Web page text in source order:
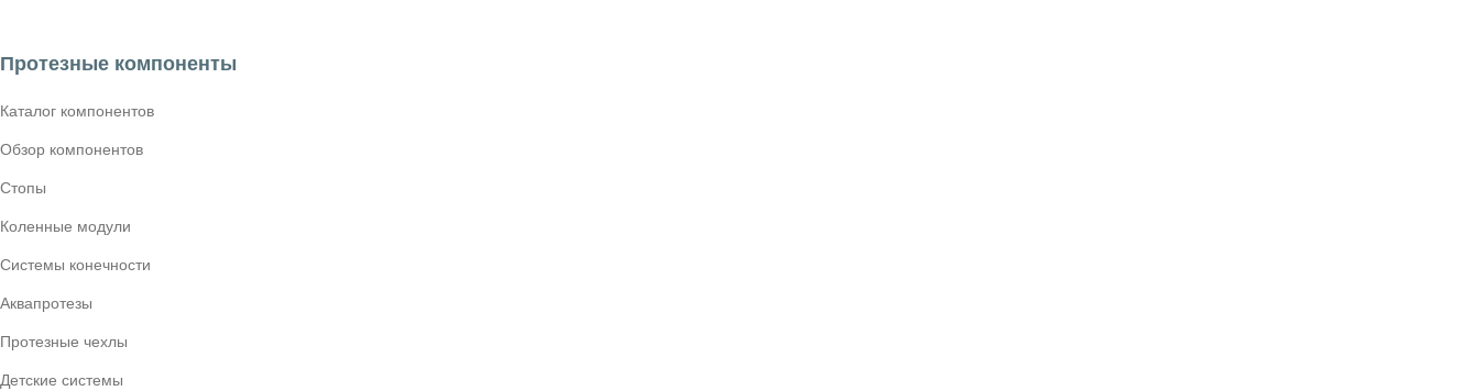
Протезные компоненты
Каталог компонентов
Обзор компонентов
Стопы
Коленные модули
Системы конечности
Аквапротезы
Протезные чехлы
Детские системы